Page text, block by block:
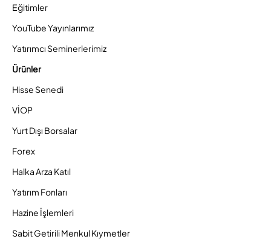
Eğitimler
YouTube Yayınlarımız
Yatırımcı Seminerlerimiz
Ürünler
Hisse Senedi
VİOP
Yurt Dışı Borsalar
Forex
Halka Arza Katıl
Yatırım Fonları
Hazine İşlemleri
Sabit Getirili Menkul Kıymetler